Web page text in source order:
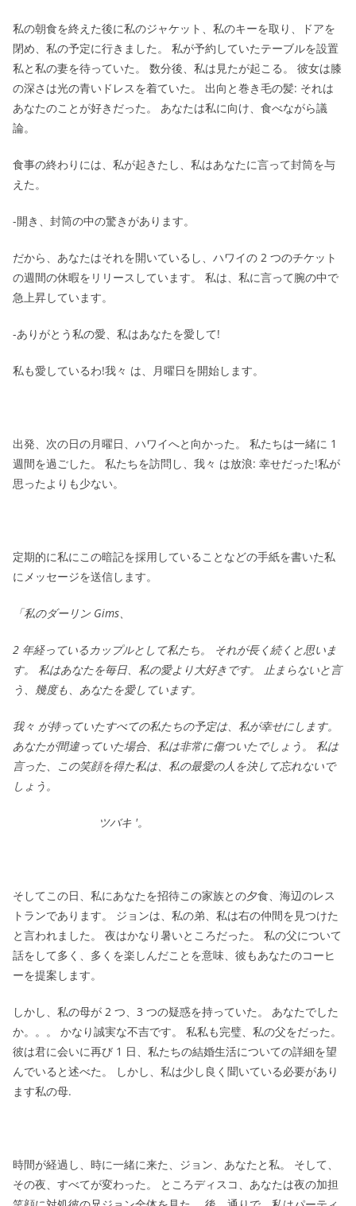
私の朝食を終えた後に私のジャケット、私のキーを取り、ドアを
閉め、私の予定に行きました。 私が予約していたテーブルを設置
私と私の妻を待っていた。 数分後、私は見たが起こる。 彼女は膝
の深さは光の青いドレスを着ていた。 出向と巻き毛の髪: それは
あなたのことが好きだった。 あなたは私に向け、食べながら議
論。
食事の終わりには、私が起きたし、私はあなたに言って封筒を与
えた。
-開き、封筒の中の驚きがあります。
だから、あなたはそれを開いているし、ハワイの 2 つのチケット
の週間の休暇をリリースしています。 私は、私に言って腕の中で
急上昇しています。
-ありがとう私の愛、私はあなたを愛して!
私も愛しているわ!我々 は、月曜日を開始します。
出発、次の日の月曜日、ハワイへと向かった。 私たちは一緒に 1
週間を過ごした。 私たちを訪問し、我々 は放浪: 幸せだった!私が
思ったよりも少ない。
定期的に私にこの暗記を採用していることなどの手紙を書いた私
にメッセージを送信します。
「私のダーリン Gims、
2 年経っているカップルとして私たち。 それが長く続くと思いま
す。 私はあなたを毎日、私の愛より大好きです。 止まらないと言
う、幾度も、あなたを愛しています。
我々 が持っていたすべての私たちの予定は、私が幸せにします。
あなたが間違っていた場合、私は非常に傷ついたでしょう。 私は
言った、この笑顔を得た私は、私の最愛の人を決して忘れないで
しょう。
ツバキ '。
そしてこの日、私にあなたを招待この家族との夕食、海辺のレス
トランであります。 ジョンは、私の弟、私は右の仲間を見つけた
と言われました。 夜はかなり暑いところだった。 私の父について
話をして多く、多くを楽しんだことを意味、彼もあなたのコーヒ
ーを提案します。
しかし、私の母が 2 つ、3 つの疑惑を持っていた。 あなたでした
か。。。 かなり誠実な不吉です。 私私も完璧、私の父をだった。
彼は君に会いに再び 1 日、私たちの結婚生活についての詳細を望
んでいると述べた。 しかし、私は少し良く聞いている必要があり
ます私の母.
時間が経過し、時に一緒に来た、ジョン、あなたと私。 そして、
その夜、すべてが変わった。 ところディスコ、あなたは夜の加担